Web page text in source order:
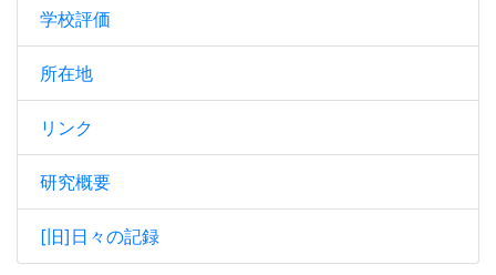
学校評価
所在地
リンク
研究概要
[旧]日々の記録